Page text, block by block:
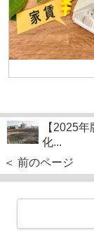
【2025
化...
＜ 前のページ